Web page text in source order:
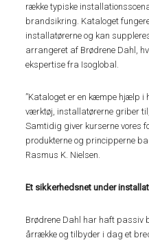
række typiske
brandsikring. Kataloget
installatørerne og kan
arrangeret af Brødrene Dahl,
ekspertise fra Isoglobal.
”Kataloget er en kæmpe hjælp i
værktøj, installatørerne griber
Samtidig giver kurserne vores
produkterne og principperne
Rasmus K. Nielsen.
Et sikkerhedsnet under
Brødrene Dahl har haft passiv
årrække og tilbyder i dag et